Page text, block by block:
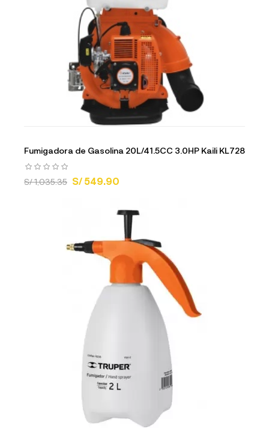
Fumigadora de Gasolina 20L/41.5CC 3.0HP Kaili KL728
S/ 1,035.35 S/ 549.90